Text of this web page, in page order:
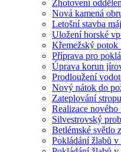
Zhotovení
Nová kamená
Letošní stavba
Uložení horské
Křemežský
Příprava pro
Úprava korun
Prodloužení
Nový nátok do
Zateplování
Realizace
Silvestrovský
Betlémské světlo
Pokládání žlabů